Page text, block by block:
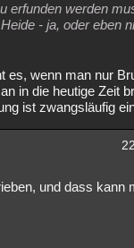
erfunden werden
- ja, oder eben
es, wenn man nur
in die heutige Zeit
ist zwangsläufig
und dass kann